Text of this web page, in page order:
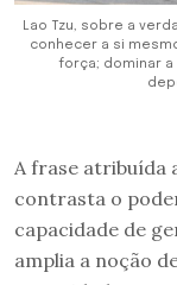
Lao Tzu, sobre a
conhecer a si
força; dominar
A frase atribuída
contrasta o
capacidade de
amplia a noção